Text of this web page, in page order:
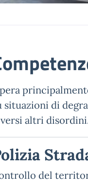
situazioni di
altri
del